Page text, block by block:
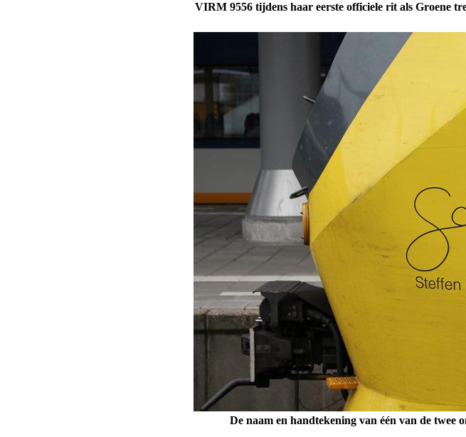
VIRM 9556 tijdens haar eerste officiele rit als Groene
De naam en handtekening van één van de